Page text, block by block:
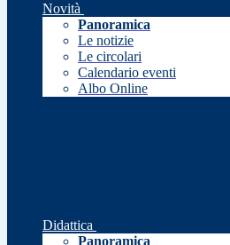
Novità
Panoramica
Le notizie
Le circolari
Calendario eventi
Albo Online
Didattica
Panoramica